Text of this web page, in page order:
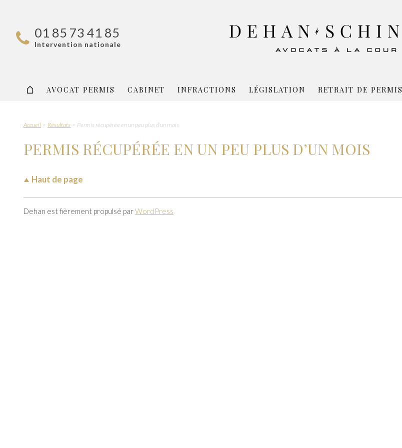
01 85 73 41 85
Intervention nationale
AVOCAT PERMIS CABINET INFRACTIONS LÉGISLATION RETRAIT DE PERMIS
Accueil Résultats Permis récupérée en un peu plus d’un mois
PERMIS RÉCUPÉRÉE EN UN PEU PLUS D’UN MOIS
Haut de page
Dehan est fièrement propulsé parWordPress